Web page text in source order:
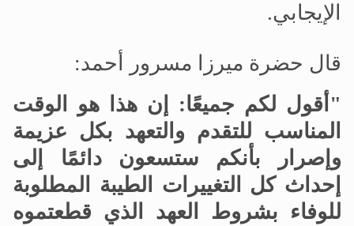
الإيجابي.
قال حضرة ميرزا مسرور أحمد:
"أقول لكم جميعًا: إن هذا هو الوقت
المناسب للتقدم والتعهد بكل عزيمة
وإصرار بأنكم ستسعون دائمًا إلى
إحداث كل التغييرات الطيبة المطلوبة
للوفاء بشروط العهد الذي قطعتموه